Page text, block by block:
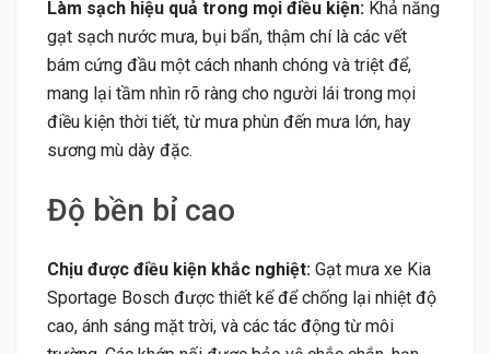
Làm sạch hiệu quả trong mọi điều kiện: Khả năng
gạt sạch nước mưa, bụi bẩn, thậm chí là các vết
bám cứng đầu một cách nhanh chóng và triệt để,
mang lại tầm nhìn rõ ràng cho người lái trong mọi
điều kiện thời tiết, từ mưa phùn đến mưa lớn, hay
sương mù dày đặc.
Độ bền bỉ cao
Chịu được điều kiện khắc nghiệt: Gạt mưa xe Kia
Sportage Bosch được thiết kế để chống lại nhiệt độ
cao, ánh sáng mặt trời, và các tác động từ môi